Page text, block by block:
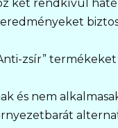
két rendkívül
zsír”
és nem